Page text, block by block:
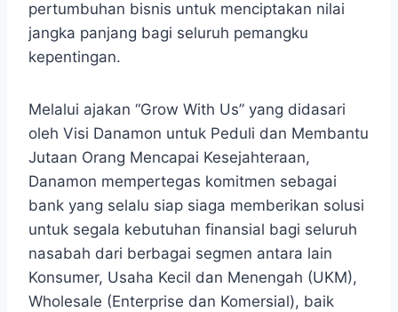
pertumbuhan bisnis untuk menciptakan nilai
jangka panjang bagi seluruh pemangku
kepentingan.
Melalui ajakan “Grow With Us” yang didasari
oleh Visi Danamon untuk Peduli dan Membantu
Jutaan Orang Mencapai Kesejahteraan,
Danamon mempertegas komitmen sebagai
bank yang selalu siap siaga memberikan solusi
untuk segala kebutuhan finansial bagi seluruh
nasabah dari berbagai segmen antara lain
Konsumer, Usaha Kecil dan Menengah (UKM),
Wholesale (Enterprise dan Komersial), baik